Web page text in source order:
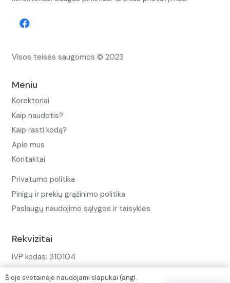
Visos teisės saugomos © 2023
Meniu
Korektoriai
Kaip naudotis?
Kaip rasti kodą?
Apie mus
Kontaktai
Privatumo politika
Pinigų ir prekių grąžinimo politika
Paslaugų naudojimo sąlygos ir taisyklės
Rekvizitai
IVP kodas: 310104
Šioje svetainėje naudojami slapukai (angl.